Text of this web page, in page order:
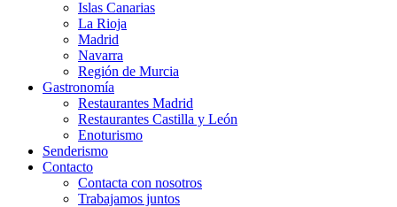
Islas Canarias
La Rioja
Madrid
Navarra
Región de Murcia
Gastronomía
Restaurantes Madrid
Restaurantes Castilla y León
Enoturismo
Senderismo
Contacto
Contacta con nosotros
Trabajamos juntos